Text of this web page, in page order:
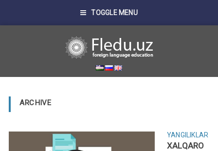
TOGGLE MENU
ARCHIVE
YANGILIKLAR
XALQARO